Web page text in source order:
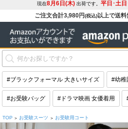
現在8月6日(木)出荷です。 平日･土
ご注文合計3,980円(税込)以上で送料
#ブラックフォーマル 大きいサイズ #幼稚
#お受験バッグ #ドラマ映画 女優着用
TOP > お受験スーツ > お受験用コート